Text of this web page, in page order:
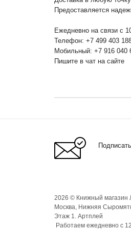
Предоставляется
Ежедневно на связи с
Телефон: +7 499 403
Мобильный: +7 916 040
Пишите в чат на сайте
2026 © Книжный магазин
Москва, Нижняя
Этаж 1. Артплей
Работаем ежедневно с